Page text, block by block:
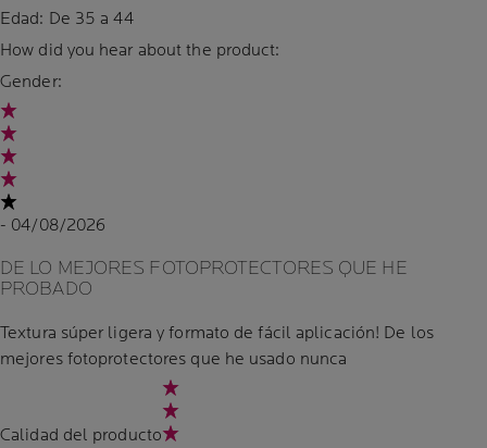
Edad: De 35 a 44
How did you hear about the product:
Gender:
- 04/08/2026
DE LO MEJORES FOTOPROTECTORES QUE HE
PROBADO
Textura súper ligera y formato de fácil aplicación! De los
mejores fotoprotectores que he usado nunca
Calidad del producto